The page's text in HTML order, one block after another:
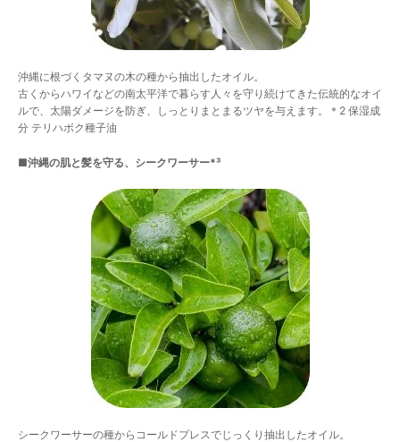
沖縄に根づくタマヌの木の種から抽出したオイル。
古くからハワイなどの南太平洋で暮らす人々を守り続けてきた伝統的なオイ
ルで、太陽ダメージを防ぎ、しっとりまとまるツヤを与えます。＊2 保湿成
分 テリハボク種子油
■沖縄の肌と髪を守る、シークワーサー*³
シークワーサーの種からコールドプレスでじっくり抽出したオイル。